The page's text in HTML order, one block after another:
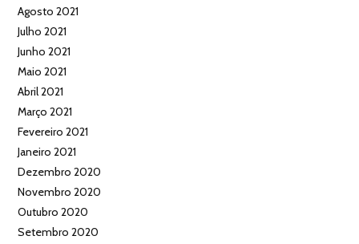
Agosto 2021
Julho 2021
Junho 2021
Maio 2021
Abril 2021
Março 2021
Fevereiro 2021
Janeiro 2021
Dezembro 2020
Novembro 2020
Outubro 2020
Setembro 2020